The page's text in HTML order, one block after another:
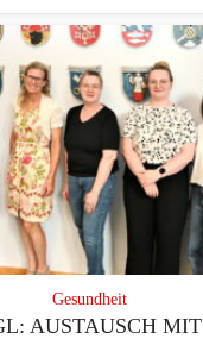
Gesundheit
AUSTAUSCH MIT